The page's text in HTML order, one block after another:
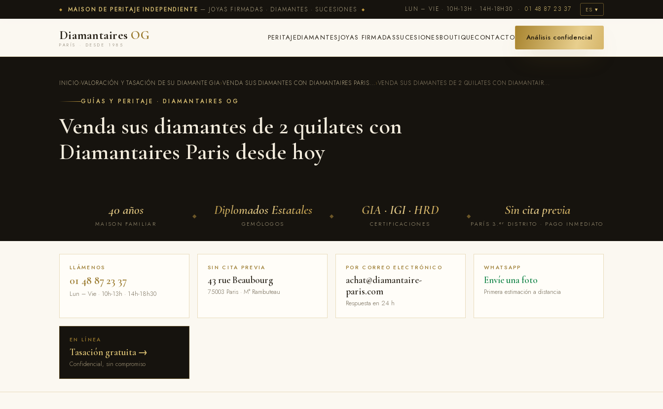
◆ MAISON DE PERITAJE INDEPENDIENTE — JOYAS FIRMADAS · DIAMANTES · SUCESIONES◆ LUN – VIE · 10H-13H · 14H-18H30 ·01 48 87 23 37 ES ▾
Diamantaires OG
PARÍS · DESDE 1985
PERITAJEDIAMANTESJOYAS FIRMADASSUCESIONESBOUTIQUECONTACTO Análisis confidencial
INICIO›VALORACIÓN Y TASACIÓN DE SU DIAMANTE GIA›VENDA SUS DIAMANTES CON DIAMANTAIRES PARIS...›VENDA SUS DIAMANTES DE 2 QUILATES CON DIAMANTAIR...
GUÍAS Y PERITAJE · DIAMANTAIRES OG
Venda sus diamantes de 2 quilates con
Diamantaires Paris desde hoy
40 años
MAISON FAMILIAR
◆ Diplomados Estatales
GEMÓLOGOS
◆ GIA · IGI · HRD
CERTIFICACIONES
◆ Sin cita previa
PARÍS 3.ᵉʳ DISTRITO · PAGO INMEDIATO
LLÁMENOS
01 48 87 23 37
Lun – Vie · 10h-13h · 14h-18h30
SIN CITA PREVIA
43 rue Beaubourg
75003 Paris · M° Rambuteau
POR CORREO ELECTRÓNICO
achat@diamantaire-
paris.com
Respuesta en 24 h
WHATSAPP
Envíe una foto
Primera estimación a distancia
EN LÍNEA
Tasación gratuita →
Confidencial, sin compromiso